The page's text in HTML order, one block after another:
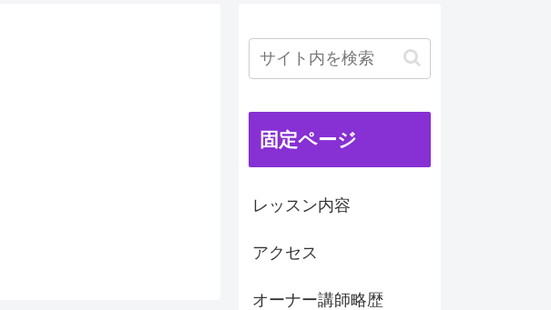
固定ページ
レッスン内容
アクセス
オーナー講師略歴